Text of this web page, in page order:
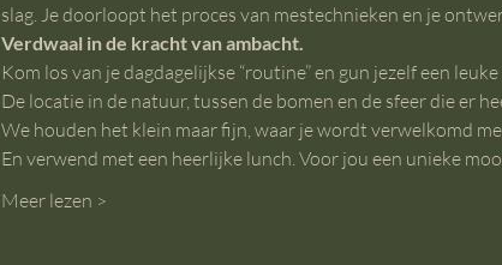
slag. Je doorloopt het proces van mestechnieken en je
Verdwaal in de kracht van ambacht.
Kom los van je dagdagelijkse “routine” en gun jezelf een
De locatie in de natuur, tussen de bomen en de sfeer die er
We houden het klein maar fijn, waar je wordt verwelkomd
En verwend met een heerlijke lunch. Voor jou een unieke
Meer lezen >